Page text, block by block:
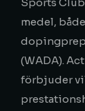
medel,
(WADA).
förbjuder